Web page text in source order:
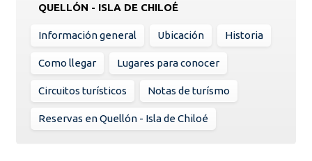
QUELLÓN - ISLA DE CHILOÉ
Información general Ubicación Historia
Como llegar Lugares para conocer
Circuitos turísticos Notas de turísmo
Reservas en Quellón - Isla de Chiloé